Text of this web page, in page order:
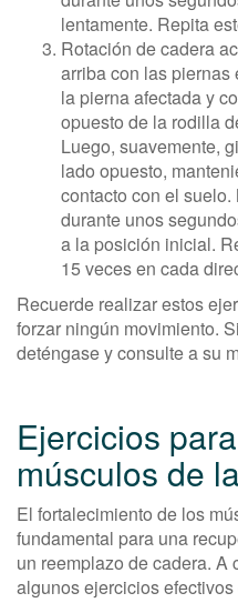
lentamente. Repita
Rotación de cadera
arriba con las
la pierna afectada y
opuesto de la rodilla
Luego, suavemente,
lado opuesto,
contacto con el
durante unos
a la posición inicial.
15 veces en cada
Recuerde realizar estos
forzar ningún movimiento.
deténgase y consulte a su
Ejercicios
músculos de
El fortalecimiento de los
fundamental para una
un reemplazo de cadera. A
algunos ejercicios